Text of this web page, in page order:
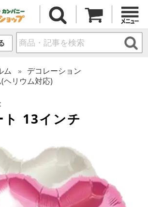
ム
デコレーション
ヘリウム対応)
ト 13インチ